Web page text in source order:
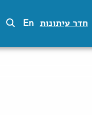
חדר עיתונות En